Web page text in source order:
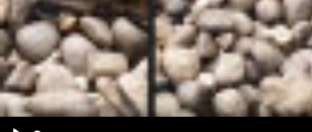
E-Mail-Adresse (optional):
Kommentar:
Alle HTML-Tags außer <br>, <strike> und <i> werden aus Deinem Kommentar entfernt.
URLs werden automatisch umgewandelt. Bitte verwende "www." oder "http://" in URLs